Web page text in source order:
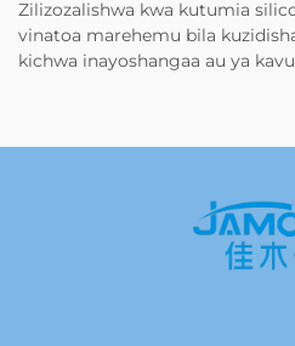
Zilizozalishwa kwa kutumia
vinatoa marehemu bila
kichwa inayoshangaa au ya